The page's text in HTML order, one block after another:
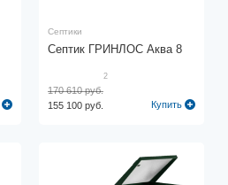
Септики
Септик ГРИНЛОС Аква 8
2
155 100 руб.
170 610 руб.
Купить